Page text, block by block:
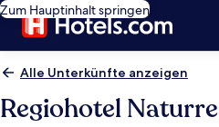
Zum Hauptinhalt springen
Alle Unterkünfte anzeigen
Regiohotel